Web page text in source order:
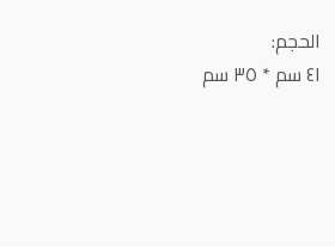
الحجم:
٤١ سم * ٣٥ سم